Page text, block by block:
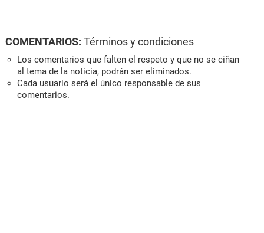
COMENTARIOS: Términos y condiciones
Los comentarios que falten el respeto y que no se ciñan
al tema de la noticia, podrán ser eliminados.
Cada usuario será el único responsable de sus
comentarios.